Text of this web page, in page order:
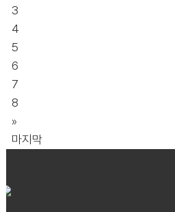
3
4
5
6
7
8
»
마지막